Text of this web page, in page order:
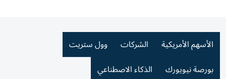
الأسهم الأمريكية الشركات
وول ستريت
بورصة نيويورك
الذكاء الاصطناعي